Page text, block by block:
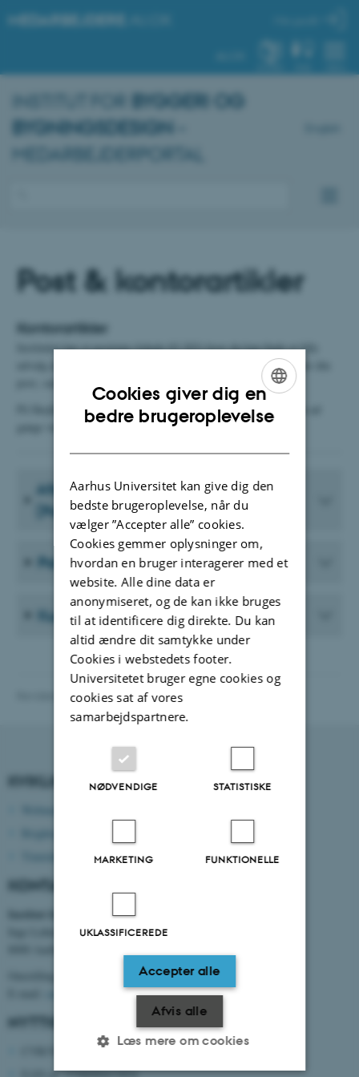
MEDARBEJDERE
BYGGERI OG
BYGNINGSDESIGN
MEDARBEJDERPORTAL
Post & kontorartikler
Kontorartikler
Instituttet har et postrum (lokale 03.203) hvor du kan finde et lille
udvalg af kontorartikler og kuverter. Det er også her, at du finder din
På Skejby Nordlandsvej 301 kan kontorartikler findes for enden ad
gange ved siden af printeren.
Afsendelse af intern og ekstern post
(PostNord)
Pakke til privatadresse
Kurer
Revideret 13.11.2025 -cae@au.dk
KVIKLINKS
KONTAKTOPLYSNINGER
Institut for Byggeri og Bygningsdesign
Inge Lehmanns Gade 10, Navitas
Omstilling tlf. +45 8715 0000
NYTTIGE NUMRE
CVR/VAT-nr: 31 11 91 03
ENGLISH
Cookies giver dig en
bedre brugeroplevelse
Aarhus Universitet kan give dig den
bedste brugeroplevelse, når du
vælger ”Accepter alle” cookies.
Cookies gemmer oplysninger om,
hvordan en bruger interagerer med et
website. Alle dine data er
anonymiseret, og de kan ikke bruges
til at identificere dig direkte. Du kan
altid ændre dit samtykke under
Cookies i webstedets footer.
Universitetet bruger egne cookies og
cookies sat af vores
samarbejdspartnere.
NØDVENDIGE STATISTISKE
MARKETING FUNKTIONELLE
UKLASSIFICEREDE
Accepter alle
Afvis alle
Læs mere om cookies